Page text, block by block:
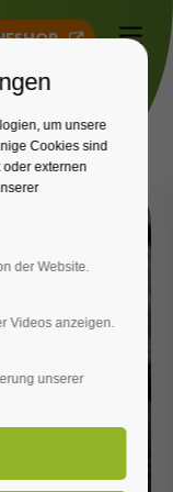
um unsere
Cookies sind
externen
der Website.
Videos anzeigen.
unserer